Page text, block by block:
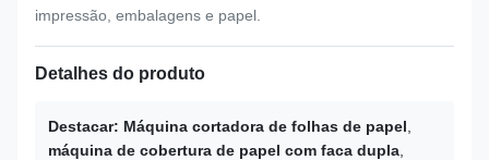
impressão, embalagens e papel.
Detalhes do produto
Destacar: Máquina cortadora de folhas de papel
máquina de cobertura de papel com faca dupla